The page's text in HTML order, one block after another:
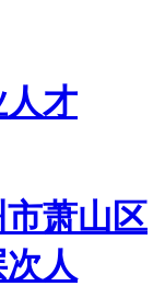
才
市萧山区
人